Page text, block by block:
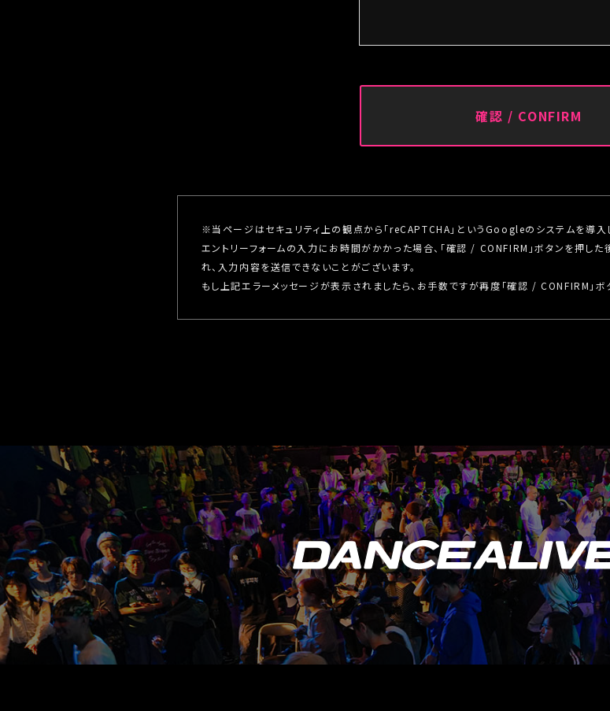
(2) 法令に基づく場合
(3) 人の生命、身体又は財産の保護のために
(4) 公衆衛生の向上又は児童の健全な育成の
行に支障を及ぼすおそれがある場合
４．個人情報取扱いの委託
当社は事業運営上、個人情報を外部に委託す
高い委託先を選定し、個人情報の適正管理・
ご本人様が当社に個人情報を提供されるかど
いただけない場合、各サービス等が適切な状
【お問合せ窓口】
個人情報に関するお問合せや苦情、開示等の
す。
〒156-0057 東京都世田谷区上北沢1-21-4
株式会社アノマリー 個人情報問合せ係
メールアドレス：https://
TEL：03‐6804‐6919 （受付時間 10:00～
I agree to the following terms and
※当ページはセキュリティ上の観点から「reCAPTCHA」というGoogleのシステムを導入
エントリーフォームの入力にお時間がかかった場合、「確認 / CONFIRM」ボタンを押
れ、入力内容を送信できないことがございます。
もし上記エラーメッセージが表示されましたら、お手数ですが再度「確認 / CONFIRM」ボ